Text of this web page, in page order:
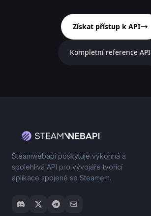
Získat přístup k API
Kompletní reference API
Steamwebapi poskytuje výkonná a
spolehlivá API pro vývojáře tvořící
aplikace spojené se Steamem.